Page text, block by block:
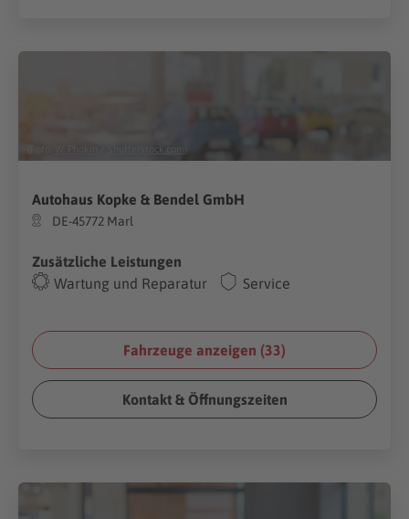
Shutterstock.com
Autohaus Kopke & Bendel GmbH
DE-45772 Marl
Zusätzliche Leistungen
Wartung und Reparatur
Service
Fahrzeuge anzeigen (33)
Kontakt & Öffnungszeiten